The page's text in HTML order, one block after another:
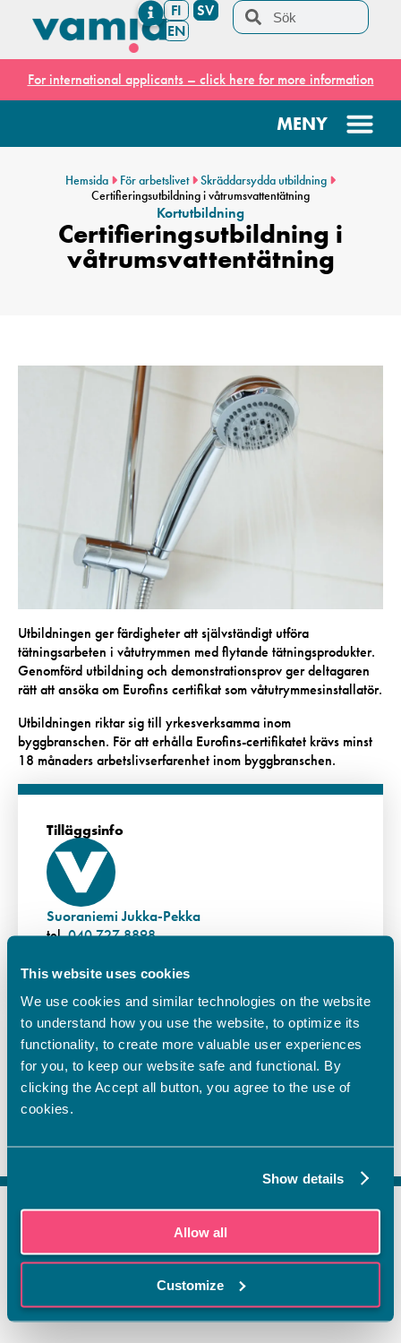
This website uses cookies
We use cookies and similar technologies on the website
to understand how you use the website, to optimize its
functionality, to create more valuable user experiences
for you, to keep our website safe and functional. By
clicking the Accept all button, you agree to the use of
cookies.
Show details
Allow all
Customize
FI
SV
EN
For international applicants – click here for more information
Hemsida För arbetslivet
Skräddarsydda utbildning
Certifieringsutbildning i våtrumsvattentätning
Kortutbildning
Certifieringsutbildning i
våtrumsvattentätning
Utbildningen ger färdigheter att självständigt utföra
tätningsarbeten i våtutrymmen med flytande tätningsprodukter.
Genomförd utbildning och demonstrationsprov ger deltagaren
rätt att ansöka om Eurofins certifikat som våtutrymmesinstallatör.
Utbildningen riktar sig till yrkesverksamma inom
byggbranschen. För att erhålla Eurofins-certifikatet krävs minst
18 månaders arbetslivserfarenhet inom byggbranschen.
Tilläggsinfo
Suoraniemi Jukka-Pekka
040 727 8898
SV
EN
YHTEYSTIEDOT